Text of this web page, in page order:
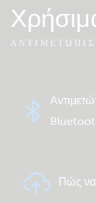
Πώς να